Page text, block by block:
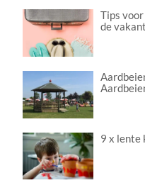
Tips
de
9 x lente